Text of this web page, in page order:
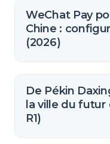
WeChat Pay
Chine :
(2026)
De Pékin
la ville du futur
R1)